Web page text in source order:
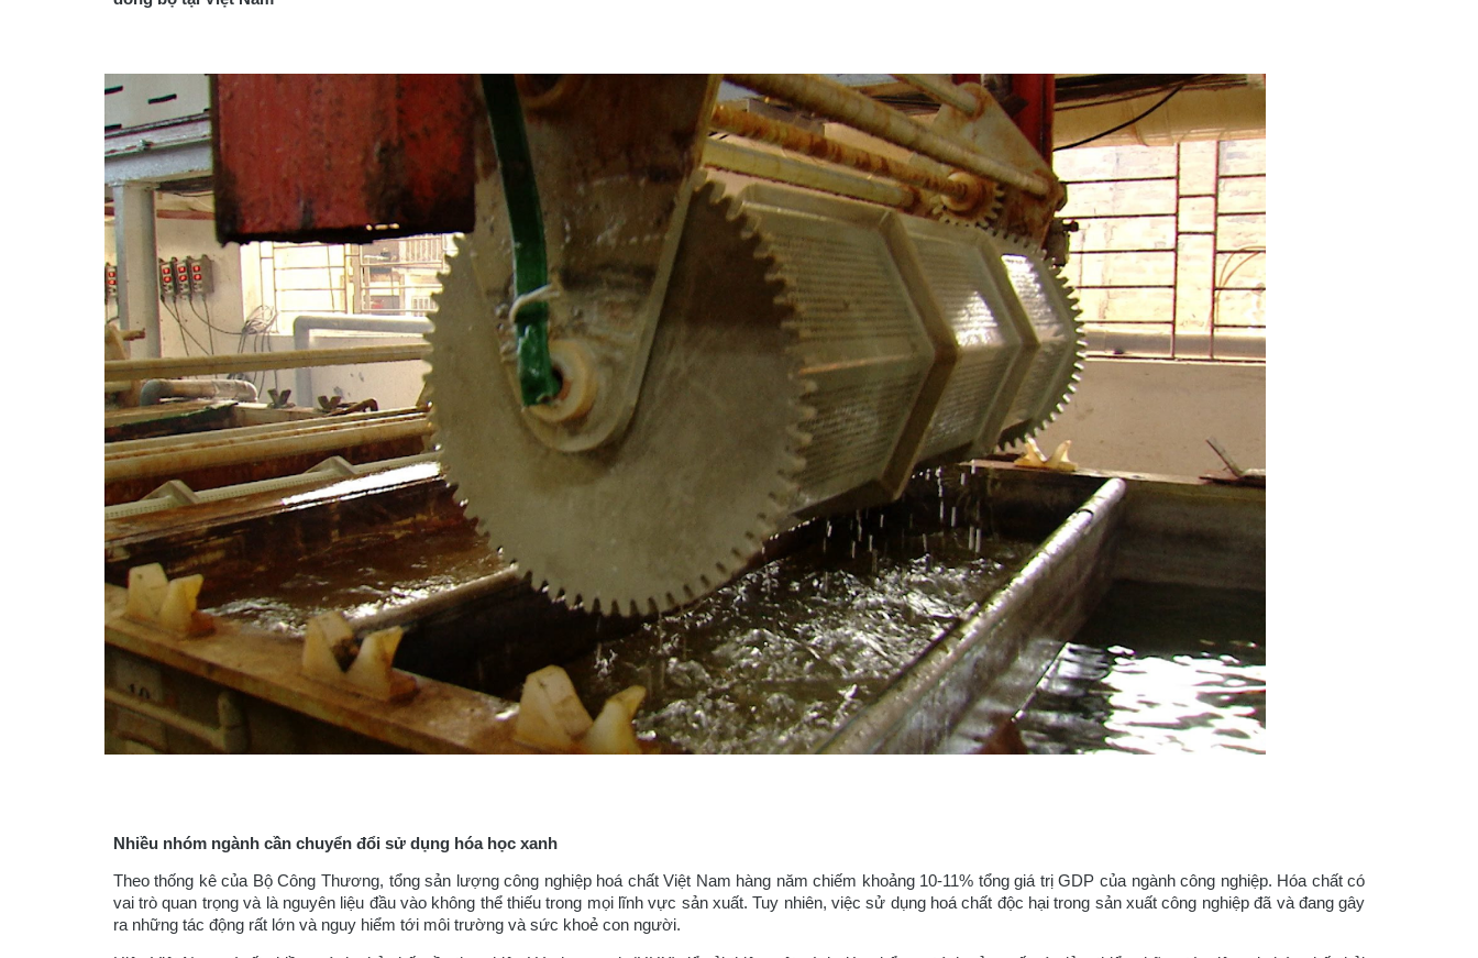
Nhiều nhóm ngành cần chuyển đổi sử dụng hóa học xanh
Theo thống kê của Bộ Công Thương, tổng sản lượng công nghiệp hoá chất Việt Nam hàng năm chiếm khoảng 10-11% tổng giá trị GDP của ngành công nghiệp. Hóa chất có
vai trò quan trọng và là nguyên liệu đầu vào không thể thiếu trong mọi lĩnh vực sản xuất. Tuy nhiên, việc sử dụng hoá chất độc hại trong sản xuất công nghiệp đã và đang gây
ra những tác động rất lớn và nguy hiểm tới môi trường và sức khoẻ con người.